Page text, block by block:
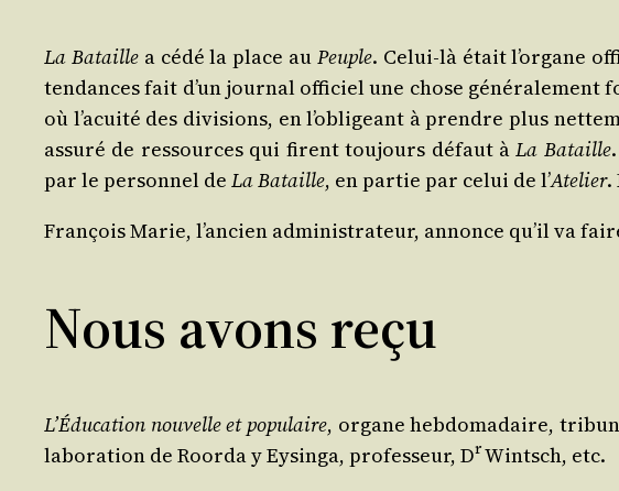
La Bataillea cédé la place au Peuple. Celui-là était l’organe
ten­dances fait d’un jour­nal offi­ciel une chose géné­ra­le­ment
où l’acuité des divi­sions, en l’obligeant à prendre plus
assu­ré de res­sources qui firent tou­jours défaut àLa Bataille
par le per­son­nel de La Bataille, en par­tie par celui de l’Ate­lier.
Fran­çois Marie, l’ancien admi­nis­tra­teur, annonce qu’il va
Nous avons reçu
L’Éducation nou­velle et popu­laire, organe heb­do­ma­daire,
la­bo­ra­tion de Roor­da y Eysin­ga, pro­fes­seur, DrWintsch, etc.